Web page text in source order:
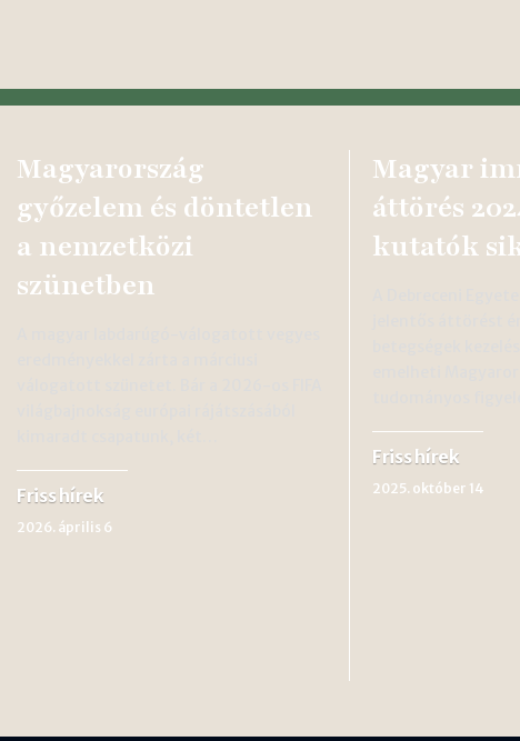
Magyarország
győzelem és döntetlen
a nemzetközi
szünetben
Friss hírek
2026. április 6
Magyar
áttörés
kutatók
Friss hírek
2025. október 14